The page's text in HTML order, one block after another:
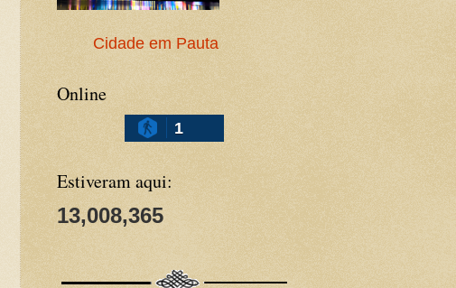
Cidade em Pauta
Online
1
Estiveram aqui:
13,008,365